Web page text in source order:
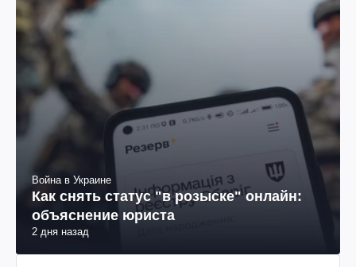
Война в Украине
Как снять статус "в розыске" онлайн:
объяснение юриста
2 дня назад